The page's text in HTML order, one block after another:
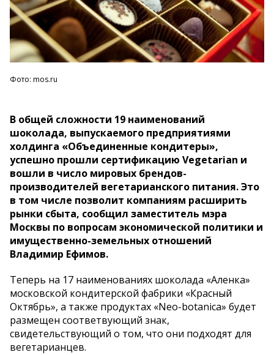
Фото: mos.ru
В общей сложности 19 наименований
шоколада, выпускаемого предприятиями
холдинга «Объединенные кондитеры»,
успешно прошли сертификацию Vegetarian и
вошли в число мировых брендов-
производителей вегетарианского питания. Это
в том числе позволит компаниям расширить
рынки сбыта, сообщил заместитель мэра
Москвы по вопросам экономической политики и
имущественно-земельных отношений
Владимир Ефимов.
Теперь на 17 наименованиях шоколада «Аленка»
московской кондитерской фабрики «Красный
Октябрь», а также продуктах «Neo-botanica» будет
размещен соответвующий знак,
свидетельствующий о том, что они подходят для
вегетарианцев.